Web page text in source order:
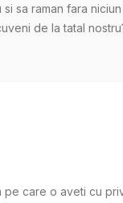
sa raman fara
de la tatal
pe care o aveti cu